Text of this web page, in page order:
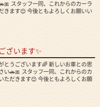
スタッフ一同、これからのカーラ
きます😊 今後ともよろしくお願いい
ざいます✨
とうございます🌈 新しいお車との思
い🚗🎀 スタッフ一同、これからのカ
ただきます😊 今後ともよろしくお願